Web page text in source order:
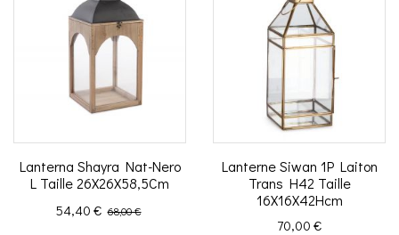
Lanterna Shayra Nat-Nero
L Taille 26X26X58,5Cm
Prix
54,40 € Prix de base
68,00 €
Lanterne Siwan 1P Laiton
Trans H42 Taille
16X16X42Hcm
Prix
70,00 €